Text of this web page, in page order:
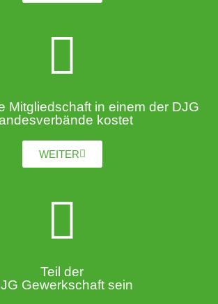
Mitgliedschaft in einem der DJG
kostet
WEITER
Teil der
Gewerkschaft sein